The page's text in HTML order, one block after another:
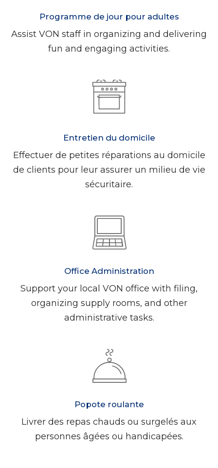
Programme de jour pour adultes
Assist VON staff in organizing and delivering
fun and engaging activities.
Entretien du domicile
Effectuer de petites réparations au domicile
de clients pour leur assurer un milieu de vie
sécuritaire.
Office Administration
Support your local VON office with filing,
organizing supply rooms, and other
administrative tasks.
Popote roulante
Livrer des repas chauds ou surgelés aux
personnes âgées ou handicapées.